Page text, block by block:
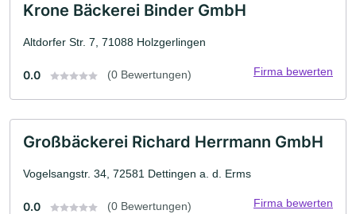
Krone Bäckerei Binder GmbH
Altdorfer Str. 7, 71088 Holzgerlingen
0.0 (0 Bewertungen) Firma bewerten
Großbäckerei Richard Herrmann GmbH
Vogelsangstr. 34, 72581 Dettingen a. d. Erms
0.0 (0 Bewertungen) Firma bewerten